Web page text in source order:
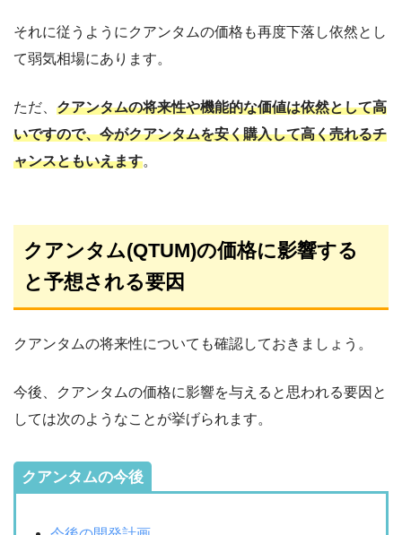
それに従うようにクアンタムの価格も再度下落し依然とし
て弱気相場にあります。
ただ、 クアンタムの将来性や機能的な価値は依然として高
いですので、今がクアンタムを安く購入して高く売れるチ
ャンスともいえます。
クアンタム(QTUM)の価格に影響する
と予想される要因
クアンタムの将来性についても確認しておきましょう。
今後、クアンタムの価格に影響を与えると思われる要因と
しては次のようなことが挙げられます。
クアンタムの今後